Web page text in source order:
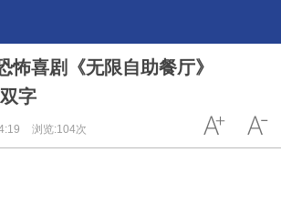
怖喜剧《无限自助餐厅》
字
浏览:104次